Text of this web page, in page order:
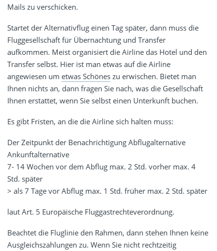
Mails zu verschicken.
Startet der Alternativflug einen Tag später, dann muss die
Fluggesellschaft für Übernachtung und Transfer
aufkommen. Meist organisiert die Airline das Hotel und den
Transfer selbst. Hier ist man etwas auf die Airline
angewiesen um etwas Schönes zu erwischen. Bietet man
Ihnen nichts an, dann fragen Sie nach, was die Gesellschaft
Ihnen erstattet, wenn Sie selbst einen Unterkunft buchen.
Es gibt Fristen, an die die Airline sich halten muss:
Der Zeitpunkt der Benachrichtigung Abflugalternative
Ankunftalternative
7- 14 Wochen vor dem Abflug max. 2 Std. vorher max. 4
Std. später
> als 7 Tage vor Abflug max. 1 Std. früher max. 2 Std. später
laut Art. 5 Europäische Fluggastrechteverordnung.
Beachtet die Fluglinie den Rahmen, dann stehen Ihnen keine
Ausgleichszahlungen zu. Wenn Sie nicht rechtzeitig